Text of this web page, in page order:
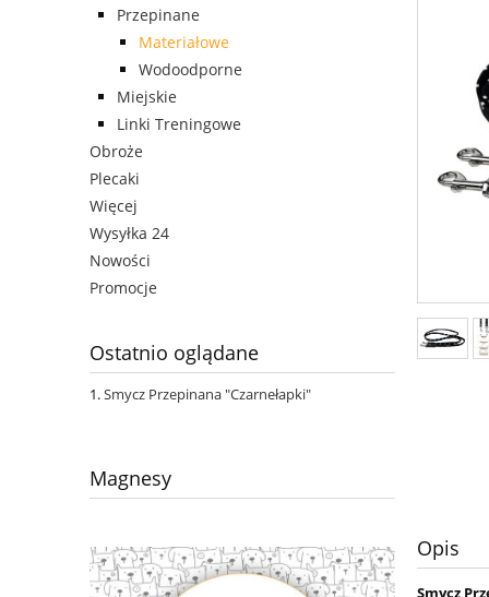
Przepinane
Materiałowe
Wodoodporne
Miejskie
Linki Treningowe
Obroże
Plecaki
Więcej
Wysyłka 24
Nowości
Promocje
Ostatnio oglądane
Smycz Przepinana "Czarnełapki"
Magnesy
Opis
Smycz